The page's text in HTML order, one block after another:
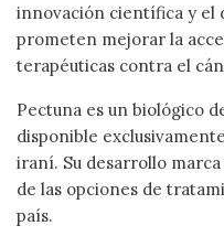
innovación científica y el
prometen mejorar la
terapéuticas contra el
Pectuna es un biológico
disponible
iraní. Su desarrollo
de las opciones de
país.